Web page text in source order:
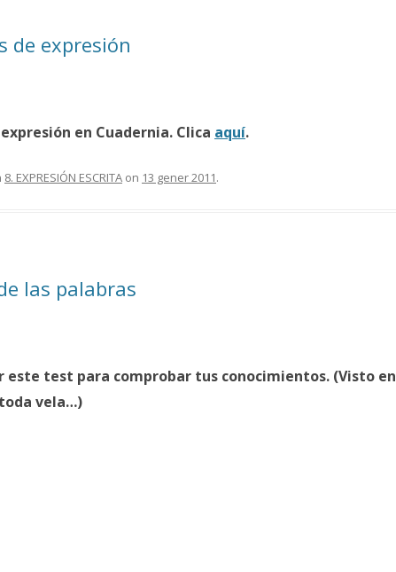
de expresión
en Cuadernia. Clica aquí.
8. EXPRESIÓN ESCRITA on 13 gener 2011.
las palabras
test para comprobar tus conocimientos. (Visto en
vela…)